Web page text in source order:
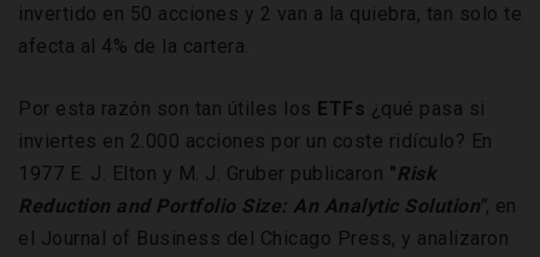
invertido en 50 acciones y 2 van a la quiebra, tan solo te
afecta al 4% de la cartera.
Por esta razón son tan útiles los ETFs ¿qué pasa si
inviertes en 2.000 acciones por un coste ridículo? En
1977 E. J. Elton y M. J. Gruber publicaron "Risk
Reduction and Portfolio Size: An Analytic Solution", en
el Journal of Business del Chicago Press, y analizaron